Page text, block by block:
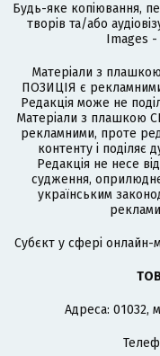
Будь-яке копіювання,
творів та/або
Images -
Матеріали з
ПОЗИЦІЯ є
Редакція може не
Матеріали з плашкою
рекламними, проте
контенту і поділяє
Редакція не несе
судження,
українським
Cубєкт у сфері онлайн-
Адреса: 01032,